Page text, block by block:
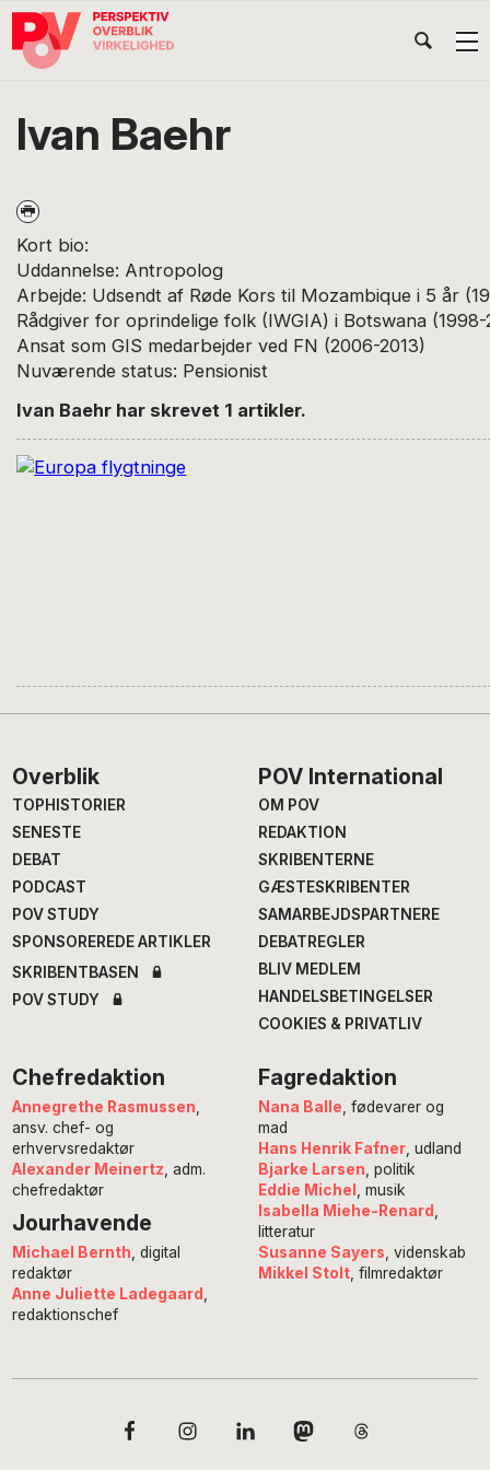
Gå
direkte
navigation
Skip
indhold
Gå
direkte
POV
International
Ivan Baehr
Kort bio:
Uddannelse: Antropolog
Arbejde: Udsendt af Røde Kors til Mozambique i 5 år
Rådgiver for oprindelige folk (IWGIA) i Botswana
Ansat som GIS medarbejder ved FN (2006-2013)
Nuværende status: Pensionist
Ivan Baehr har skrevet 1 artikler.
Footer
Overblik
TOPHISTORIER
SENESTE
DEBAT
PODCAST
POV STUDY
SPONSOREREDE ARTIKLER
SKRIBENTBASEN
POV STUDY
POV International
OM POV
REDAKTION
SKRIBENTERNE
GÆSTESKRIBENTER
SAMARBEJDSPARTNERE
DEBATREGLER
BLIV MEDLEM
HANDELSBETINGELSER
COOKIES & PRIVATLIV
Chefredaktion
Annegrethe Rasmussen
ansv. chef- og
erhvervsredaktør
Alexander Meinertz , adm.
chefredaktør
Jourhavende
Michael Bernth, digital
redaktør
Anne Juliette Ladegaard ,
redaktionschef
Fagredaktion
Nana Balle , fødevarer og
mad
Hans Henrik Fafner, udland
Bjarke Larsen , politik
Eddie Michel , musik
Isabella Miehe-Renard
litteratur
Susanne Sayers , videnskab
Mikkel Stolt, filmredaktør